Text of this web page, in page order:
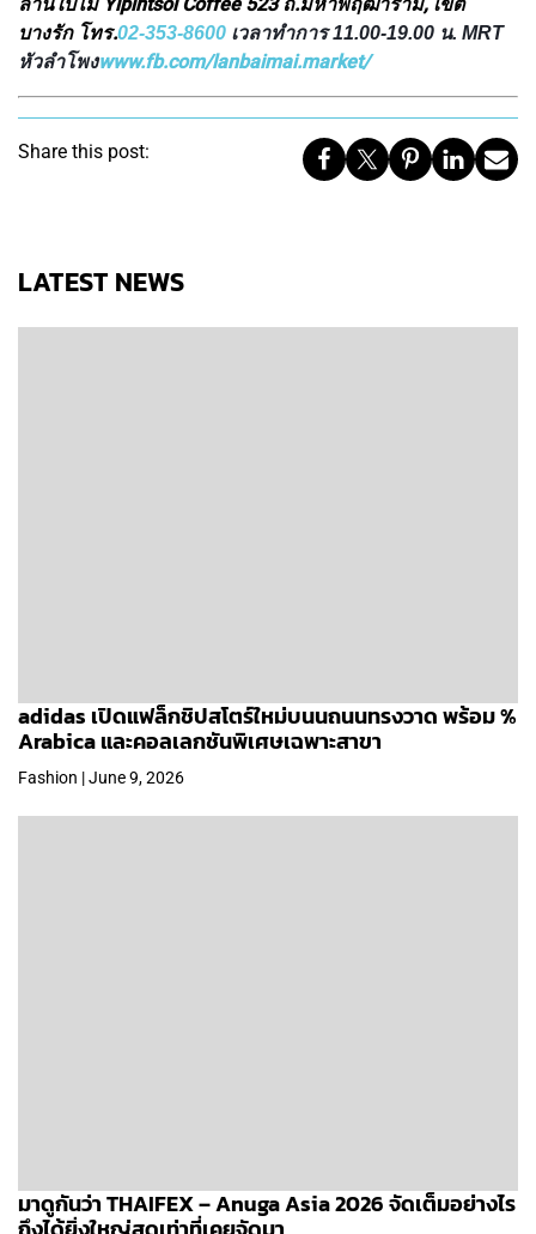
ลานใบไม้ Yipintsoi Coffee 523 ถ.มหาพฤฒาราม, เขต
บางรัก โทร.02-353-8600 เวลาทำการ 11.00-19.00 น. MRT
หัวลำโพงwww.fb.com/lanbaimai.market/
Share this post:
LATEST NEWS
adidas เปิดแฟล็กชิปสโตร์ใหม่บนนถนนทรงวาด พร้อม %
Arabica และคอลเลกชันพิเศษเฉพาะสาขา
Fashion | June 9, 2026
มาดูกันว่า THAIFEX – Anuga Asia 2026 จัดเต็มอย่างไร